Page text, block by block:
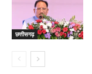
छत्तीसगढ़